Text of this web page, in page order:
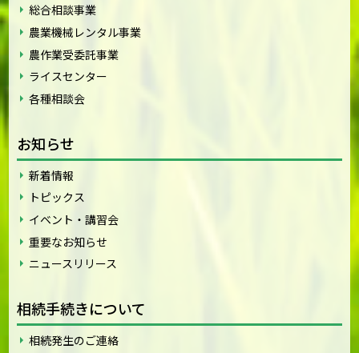
総合相談事業
農業機械レンタル事業
農作業受委託事業
ライスセンター
各種相談会
お知らせ
新着情報
トピックス
イベント・講習会
重要なお知らせ
ニュースリリース
相続手続きについて
相続発生のご連絡